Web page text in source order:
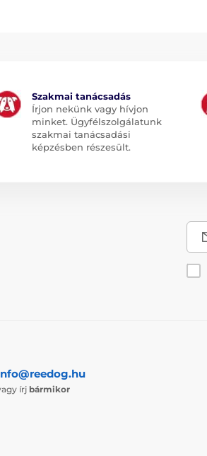
Szakmai tanácsadás
Írjon nekünk vagy hívjon
minket. Ügyfélszolgálatunk
szakmai tanácsadási
képzésben részesült.
írj bármikor